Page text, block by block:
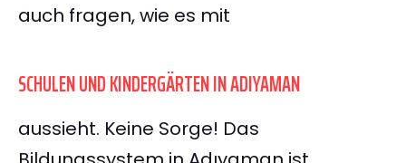
auch fragen, wie es mit
SCHULEN UND KINDERGÄRTEN IN ADIYAMAN
aussieht. Keine Sorge! Das